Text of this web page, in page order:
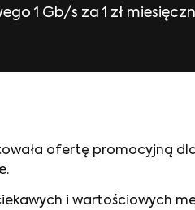
1 Gb/s za 1 zł
ofertę promocyjną
i wartościowych